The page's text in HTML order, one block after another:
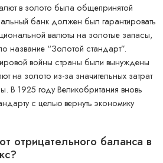
в золото была общепринятой
банк должен был гарантировать
валюты на золотые запасы,
название “Золотой стандарт”.
войны страны были вынуждены
на золото из-за значительных затрат
В 1925 году Великобритания вновь
с целью вернуть экономику
отрицательного баланса в